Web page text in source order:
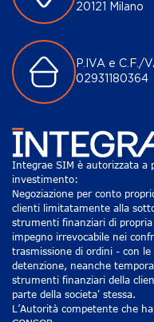
20121 Milano
P.IVA e C.F./
02931180364
Integrae SIM è autorizzata a
investimento:
Negoziazione per conto
clienti limitatamente alla
strumenti finanziari di
impegno irrevocabile nei
trasmissione di ordini - con
detenzione, neanche
strumenti finanziari della
parte della societa' stessa.
L’Autorità competente che